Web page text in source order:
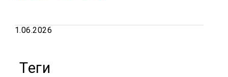
1.06.2026
Теги